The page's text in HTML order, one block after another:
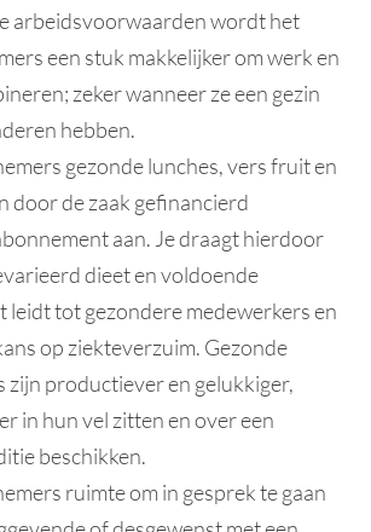
arbeidsvoorwaarden wordt het
een stuk makkelijker om werk en
zeker wanneer ze een gezin
hebben.
gezonde lunches, vers fruit en
door de zaak gefinancierd
aan. Je draagt hierdoor
dieet en voldoende
leidt tot gezondere medewerkers en
op ziekteverzuim. Gezonde
zijn productiever en gelukkiger,
in hun vel zitten en over een
beschikken.
ruimte om in gesprek te gaan